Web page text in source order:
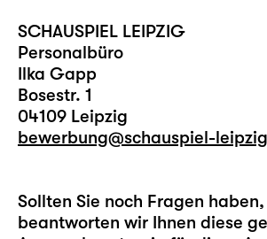
SCHAUSPIEL LEIPZIG
Personalbüro
Ilka Gapp
Bosestr. 1
04109 Leipzig
bewerbung@schauspiel-
Sollten Sie noch Fragen
beantworten wir Ihnen diese